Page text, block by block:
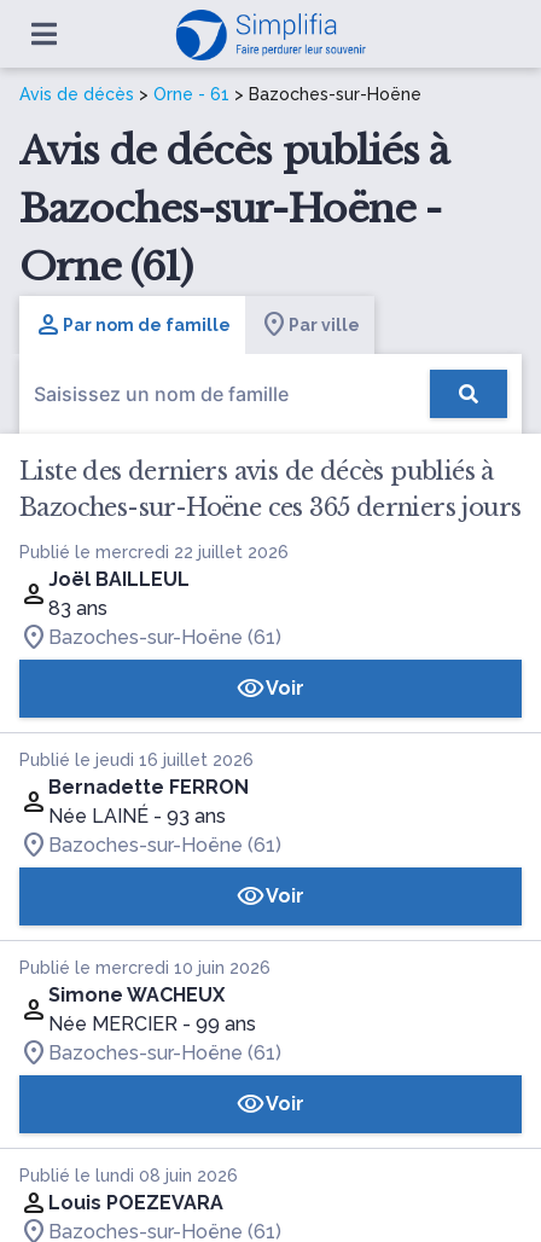
Avis de décès > Orne - 61 > Bazoches-sur-Hoëne
Avis de décès publiés à
Bazoches-sur-Hoëne -
Orne (61)
Par nom de famille Par ville
Liste des derniers avis de décès publiés à
Bazoches-sur-Hoëne ces 365 derniers jours
Publié le mercredi 22 juillet 2026
Joël BAILLEUL
83 ans
Bazoches-sur-Hoëne (61)
Voir
Publié le jeudi 16 juillet 2026
Bernadette FERRON
Née LAINÉ - 93 ans
Bazoches-sur-Hoëne (61)
Voir
Publié le mercredi 10 juin 2026
Simone WACHEUX
Née MERCIER - 99 ans
Bazoches-sur-Hoëne (61)
Voir
Publié le lundi 08 juin 2026
Louis POEZEVARA
Bazoches-sur-Hoëne (61)